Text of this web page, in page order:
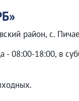
район, с.
- 08:00-18:00, в